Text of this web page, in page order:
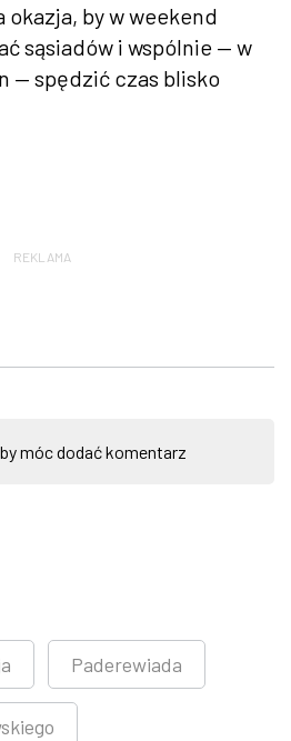
by w weekend
sąsiadów i wspólnie — w
— spędzić czas blisko
REKLAMA
móc dodać komentarz
Paderewiada